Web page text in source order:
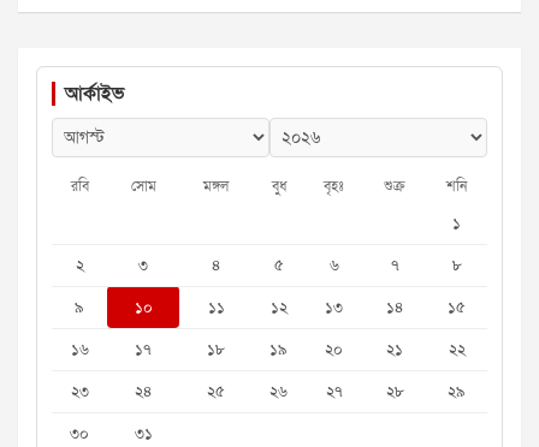
আর্কাইভ
রবি সোম মঙ্গল বুধ বৃহঃ শুক্র শনি
১
২
৩ ৪ ৫ ৬ ৭
৮
৯
১০ ১১ ১২ ১৩ ১৪
১৫
১৬
১৭ ১৮ ১৯ ২০ ২১
২২
২৩
২৪ ২৫ ২৬ ২৭ ২৮
২৯
৩০
৩১